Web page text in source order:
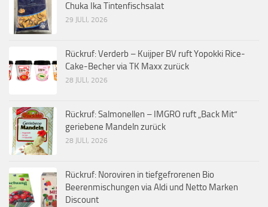
Chuka Ika Tintenfischsalat
29 JULI, 2026
Rückruf: Verderb – Kuijper BV ruft Yopokki Rice-
Cake-Becher via TK Maxx zurück
28 JULI, 2026
Rückruf: Salmonellen – IMGRO ruft „Back Mit“
geriebene Mandeln zurück
28 JULI, 2026
Rückruf: Noroviren in tiefgefrorenen Bio
Beerenmischungen via Aldi und Netto Marken
Discount